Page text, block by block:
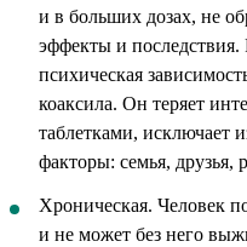
и в больших дозах, не
эффекты и последствия.
психическая
коаксила. Он теряет
таблетками, исключает
факторы: семья, друзья,
Хроническая. Человек
и не может без него